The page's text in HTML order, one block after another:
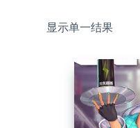
显示单一结果